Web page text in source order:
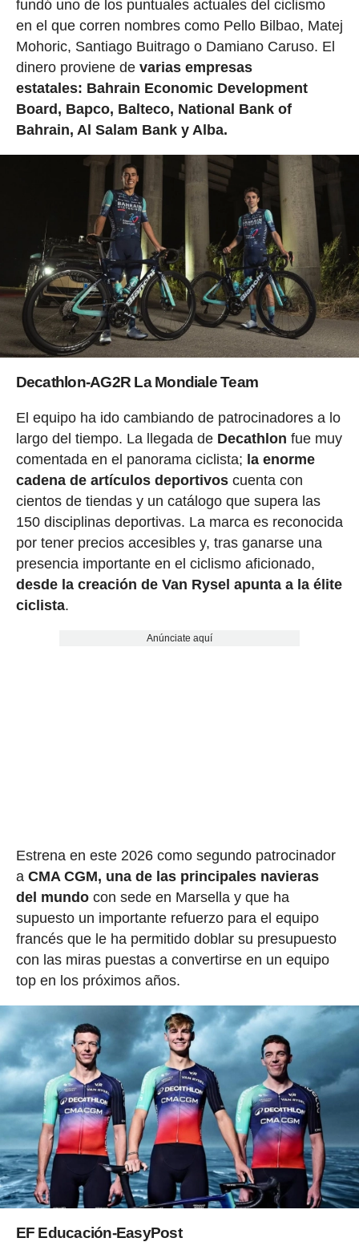
fundó uno de los puntuales actuales del ciclismo
en el que corren nombres como Pello Bilbao, Matej
Mohoric, Santiago Buitrago o Damiano Caruso. El
dinero proviene de varias empresas
estatales: Bahrain Economic Development
Board, Bapco, Balteco, National Bank of
Bahrain, Al Salam Bank y Alba.
Decathlon-AG2R La Mondiale Team
El equipo ha ido cambiando de patrocinadores a lo
largo del tiempo. La llegada de Decathlon fue muy
comentada en el panorama ciclista; la enorme
cadena de artículos deportivoscuenta con
cientos de tiendas y un catálogo que supera las
150 disciplinas deportivas. La marca es reconocida
por tener precios accesibles y, tras ganarse una
presencia importante en el ciclismo aficionado,
desde la creación de Van Rysel apunta a la élite
ciclista.
Anúnciate aquí
Estrena en este 2026 como segundo patrocinador
a CMA CGM, una de las principales navieras
del mundocon sede en Marsella y que ha
supuesto un importante refuerzo para el equipo
francés que le ha permitido doblar su presupuesto
con las miras puestas a convertirse en un equipo
top en los próximos años.
EF Educación-EasyPost